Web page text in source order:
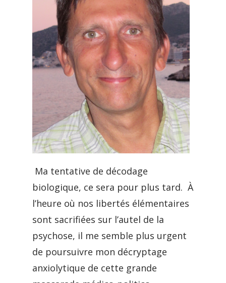
Ma tentative de décodage
biologique, ce sera pour plus tard. À
l’heure où nos libertés élémentaires
sont sacrifiées sur l’autel de la
psychose, il me semble plus urgent
de poursuivre mon décryptage
anxiolytique de cette grande